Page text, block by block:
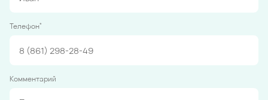
Телефон*
Комментарий